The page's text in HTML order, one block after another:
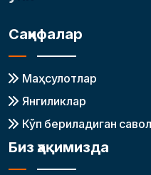
Саҳифалар
Маҳсулотлар
Янгиликлар
Кўп бериладиган
Биз ҳақимизда